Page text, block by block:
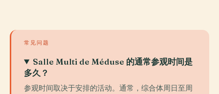
常见问题
Salle Multi de Méduse 的通常参观时间是
多久？
参观时间取决于安排的活动。通常，综合体周日至周